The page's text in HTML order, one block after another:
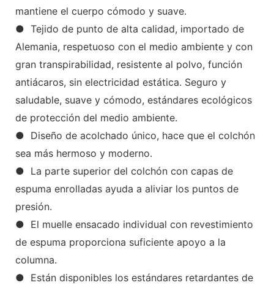
mantiene el cuerpo cómodo y suave.
● Tejido de punto de alta calidad, importado de
Alemania, respetuoso con el medio ambiente y con
gran transpirabilidad, resistente al polvo, función
antiácaros, sin electricidad estática. Seguro y
saludable, suave y cómodo, estándares ecológicos
de protección del medio ambiente.
● Diseño de acolchado único, hace que el colchón
sea más hermoso y moderno.
● La parte superior del colchón con capas de
espuma enrolladas ayuda a aliviar los puntos de
presión.
● El muelle ensacado individual con revestimiento
de espuma proporciona suficiente apoyo a la
columna.
● Están disponibles los estándares retardantes de